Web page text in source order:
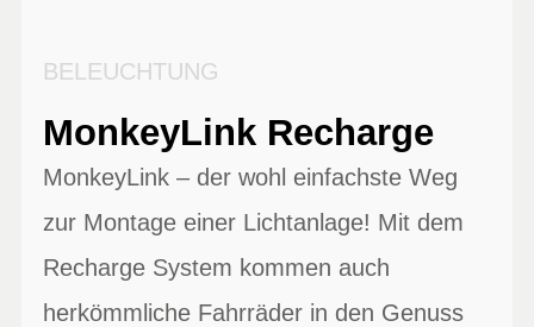
BELEUCHTUNG
MonkeyLink Recharge
MonkeyLink – der wohl einfachste Weg
zur Montage einer Lichtanlage! Mit dem
Recharge System kommen auch
herkömmliche Fahrräder in den Genuss